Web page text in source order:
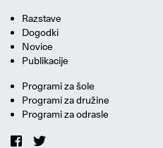
Razstave
Dogodki
Novice
Publikacije
Programi za šole
Programi za družine
Programi za odrasle